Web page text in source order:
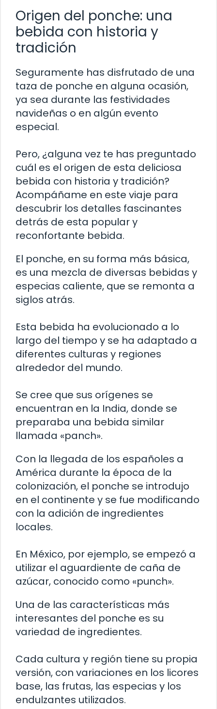
Origen del ponche: una
bebida con historia y
tradición
Seguramente has disfrutado de una
taza de ponche en alguna ocasión,
ya sea durante las festividades
navideñas o en algún evento
especial.
Pero, ¿alguna vez te has preguntado
cuál es el origen de esta deliciosa
bebida con historia y tradición?
Acompáñame en este viaje para
descubrir los detalles fascinantes
detrás de esta popular y
reconfortante bebida.
El ponche, en su forma más básica,
es una mezcla de diversas bebidas y
especias caliente, que se remonta a
siglos atrás.
Esta bebida ha evolucionado a lo
largo del tiempo y se ha adaptado a
diferentes culturas y regiones
alrededor del mundo.
Se cree que sus orígenes se
encuentran en la India, donde se
preparaba una bebida similar
llamada «panch».
Con la llegada de los españoles a
América durante la época de la
colonización, el ponche se introdujo
en el continente y se fue modificando
con la adición de ingredientes
locales.
En México, por ejemplo, se empezó a
utilizar el aguardiente de caña de
azúcar, conocido como «punch».
Una de las características más
interesantes del ponche es su
variedad de ingredientes.
Cada cultura y región tiene su propia
versión, con variaciones en los licores
base, las frutas, las especias y los
endulzantes utilizados.